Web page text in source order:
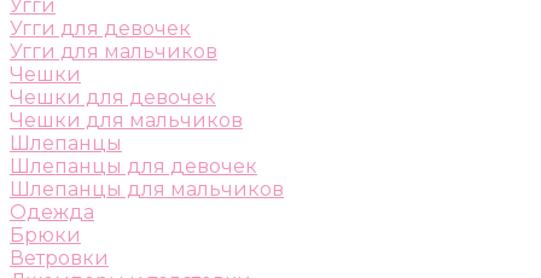
Угги
Угги для девочек
Угги для мальчиков
Чешки
Чешки для девочек
Чешки для мальчиков
Шлепанцы
Шлепанцы для девочек
Шлепанцы для мальчиков
Одежда
Брюки
Ветровки